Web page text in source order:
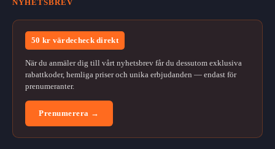
NYHETSBREV
50 kr värdecheck direkt
När du anmäler dig till vårt nyhetsbrev får du dessutom exklusiva
rabattkoder, hemliga priser och unika erbjudanden — endast för
prenumeranter.
Prenumerera →